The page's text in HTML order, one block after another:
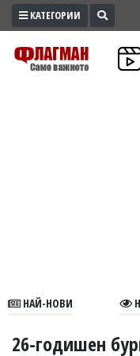
ПРОМО
ЗОНА
В
КАТЕГОРИИ
НАЙ-НОВИ
26-годишен